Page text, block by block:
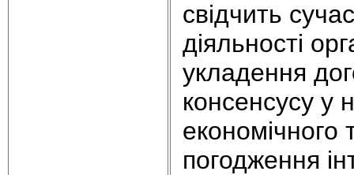
свідчить
діяльності
укладення
консенсусу у
економічного
погодження